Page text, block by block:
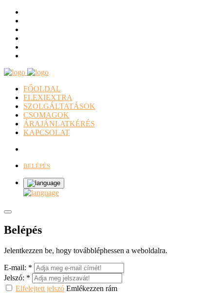
FŐOLDAL
FLEXIEXTRA
SZOLGÁLTATÁSOK
CSOMAGOK
ÁRAJÁNLATKÉRÉS
KAPCSOLAT
BELÉPÉS
Belépés
Jelentkezzen be, hogy továbbléphessen a weboldalra.
E-mail: *
Jelszó: *
Elfelejtett jelszó Emlékezzen rám